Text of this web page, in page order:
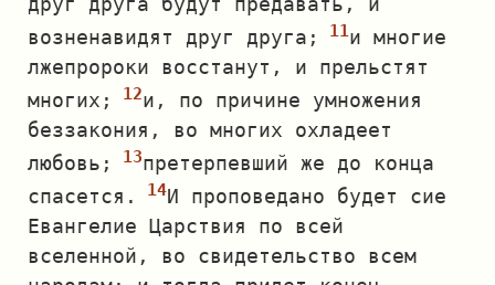
возненавидят друг друга;
и многие
лжепророки восстанут, и прельстят
многих;
и, по причине умножения
беззакония, во многих охладеет
любовь;
претерпевший же до конца
спасется.
И проповедано будет сие
Евангелие Царствия по всей
вселенной, во свидетельство всем